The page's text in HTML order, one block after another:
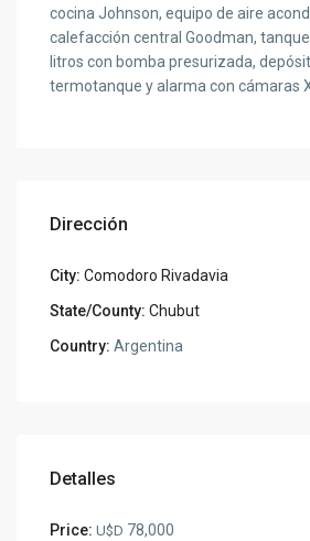
cocina Johnson, equipo de aire
calefacción central Goodman,
litros con bomba presurizada,
termotanque y alarma con cámaras
Dirección
City: Comodoro Rivadavia
State/County: Chubut
Country: Argentina
Detalles
Price: U$D 78,000